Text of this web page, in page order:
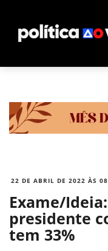
22 DE ABRIL DE 2022 ÀS
Exame/
presidente
tem 33%